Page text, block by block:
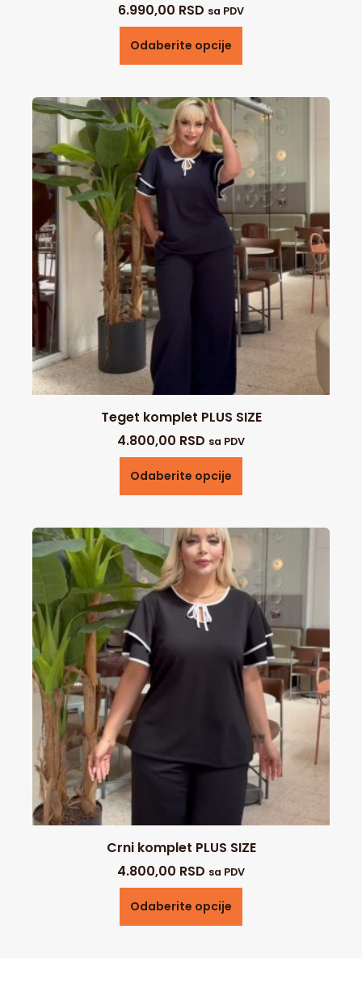
6.990,00 RSD sa PDV
Odaberite opcije
Teget komplet PLUS SIZE
4.800,00 RSD sa PDV
Odaberite opcije
Crni komplet PLUS SIZE
4.800,00 RSD sa PDV
Odaberite opcije